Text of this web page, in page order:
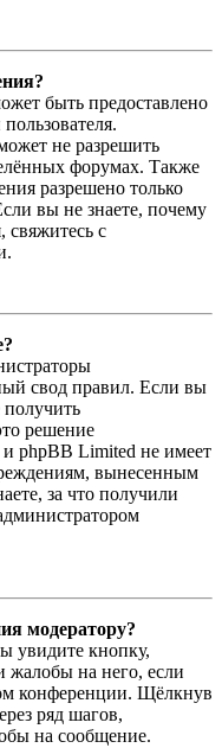
быть предоставлено
не разрешить
форумах. Также
разрешено только
вы не знаете, почему
свяжитесь с
свод правил. Если вы
решение
phpBB Limited не имеет
вынесенным
за что получили
модератору?
увидите кнопку,
жалобы на него, если
конференции. Щёлкнув
ряд шагов,
на сообщение.